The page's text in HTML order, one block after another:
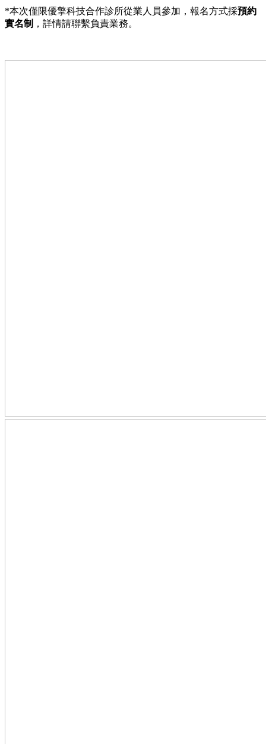
*本次僅限優擎科技合作診所從業人員參加，報名方式採預約
實名制 ，詳情請聯繫負責業務。